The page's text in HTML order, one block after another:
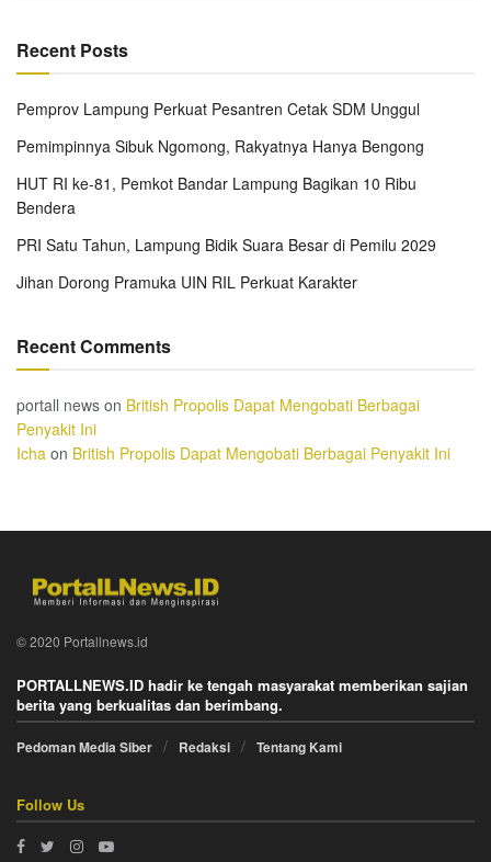
Recent Posts
Pemprov Lampung Perkuat Pesantren Cetak SDM Unggul
Pemimpinnya Sibuk Ngomong, Rakyatnya Hanya Bengong
HUT RI ke-81, Pemkot Bandar Lampung Bagikan 10 Ribu
Bendera
PRI Satu Tahun, Lampung Bidik Suara Besar di Pemilu 2029
Jihan Dorong Pramuka UIN RIL Perkuat Karakter
Recent Comments
portall news on British Propolis Dapat Mengobati Berbagai
Penyakit Ini
Icha on British Propolis Dapat Mengobati Berbagai Penyakit Ini
© 2020 Portallnews.id
PORTALLNEWS.ID hadir ke tengah masyarakat memberikan sajian
berita yang berkualitas dan berimbang.
Pedoman Media Siber Redaksi Tentang Kami
Follow Us